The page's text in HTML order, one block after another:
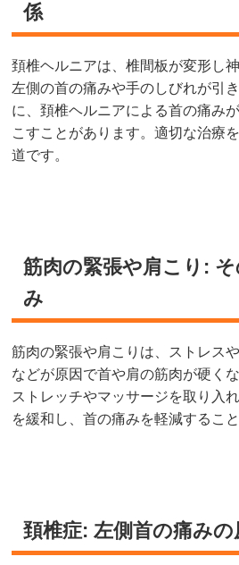
係
頚椎ヘルニアは、椎間板が変形し
左側の首の痛みや手のしびれが引
に、頚椎ヘルニアによる首の痛み
こすことがあります。適切な治療
道です。
筋肉の緊張や肩こり:
み
筋肉の緊張や肩こりは、ストレス
などが原因で首や肩の筋肉が硬く
ストレッチやマッサージを取り入
を緩和し、首の痛みを軽減するこ
頚椎症: 左側首の痛み